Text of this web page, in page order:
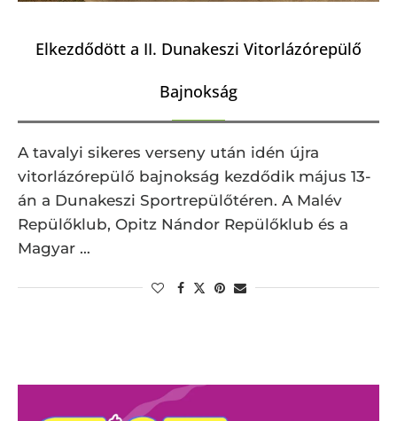
Elkezdődött a II. Dunakeszi Vitorlázórepülő
Bajnokság
A tavalyi sikeres verseny után idén újra
vitorlázórepülő bajnokság kezdődik május 13-
án a Dunakeszi Sportrepülőtéren. A Malév
Repülőklub, Opitz Nándor Repülőklub és a
Magyar …